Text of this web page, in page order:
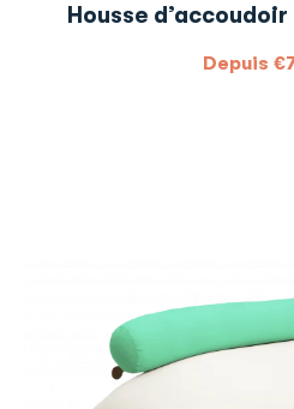
Housse
Depuis €